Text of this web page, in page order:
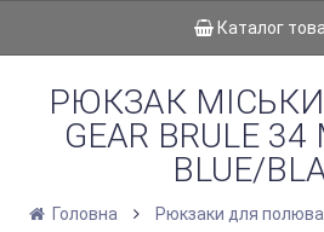
Каталог
РЮКЗАК
GEAR BRULE
BLUE/
Головна
Рюкзаки для